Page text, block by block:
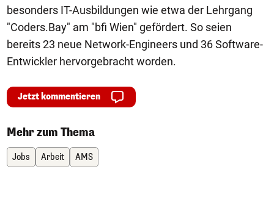
besonders IT-Ausbildungen wie etwa der Lehrgang
"Coders.Bay" am "bfi Wien" gefördert. So seien
bereits 23 neue Network-Engineers und 36 Software-
Entwickler hervorgebracht worden.
Jetzt kommentieren
Mehr zum Thema
Jobs Arbeit AMS